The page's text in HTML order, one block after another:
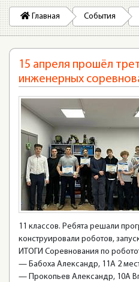
Главная События
15 апреля прошёл
инженерных
11 классов. Ребята решали
конструировали роботов,
ИТОГИ Соревнования по
— Бабоха Александр, 11А 2
— Прокопьев Александр, 10А